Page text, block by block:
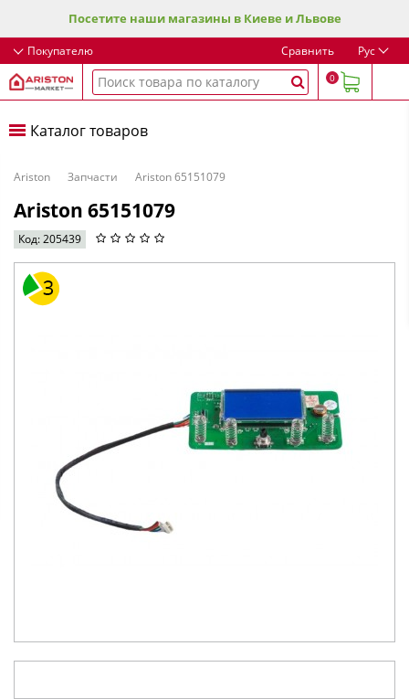
Посетите наши магазины в Киеве и Львове
Покупателю Сравнить Рус
0
Каталог товаров
Ariston Запчасти Ariston 65151079
Ariston 65151079
Код: 205439